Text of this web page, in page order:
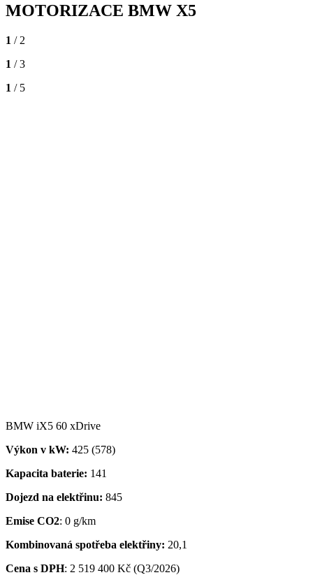
MOTORIZACE BMW X5
1 / 2
1 / 3
1 / 5
BMW iX5 60 xDrive
Výkon v kW: 425 (578)
Kapacita baterie: 141
Dojezd na elektřinu: 845
Emise CO2: 0 g/km
Kombinovaná spotřeba elektřiny: 20,1
Cena s DPH: 2 519 400 Kč (Q3/2026)